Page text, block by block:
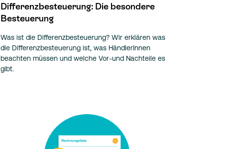
Differenzbesteuerung: Die besondere
Besteuerung
Was ist die Differenzbesteuerung? Wir erklären was
die Differenzbesteuerung ist, was HändlerInnen
beachten müssen und welche Vor-und Nachteile es
gibt.